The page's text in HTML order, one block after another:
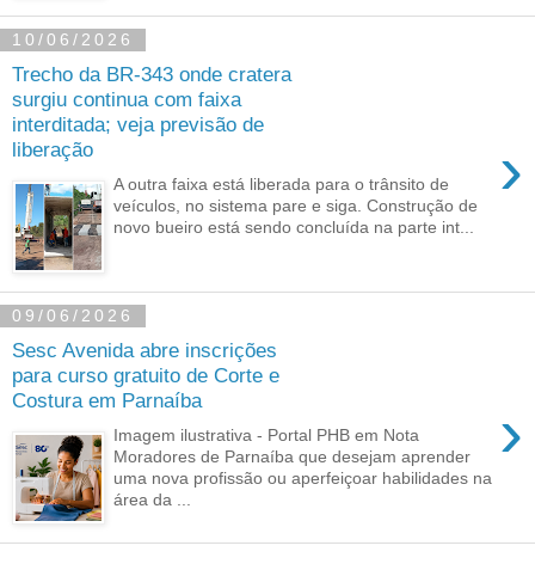
10/06/2026
Trecho da BR-343 onde cratera
surgiu continua com faixa
interditada; veja previsão de
liberação
›
A outra faixa está liberada para o trânsito de
veículos, no sistema pare e siga. Construção de
novo bueiro está sendo concluída na parte int...
09/06/2026
Sesc Avenida abre inscrições
para curso gratuito de Corte e
Costura em Parnaíba
›
Imagem ilustrativa - Portal PHB em Nota
Moradores de Parnaíba que desejam aprender
uma nova profissão ou aperfeiçoar habilidades na
área da ...